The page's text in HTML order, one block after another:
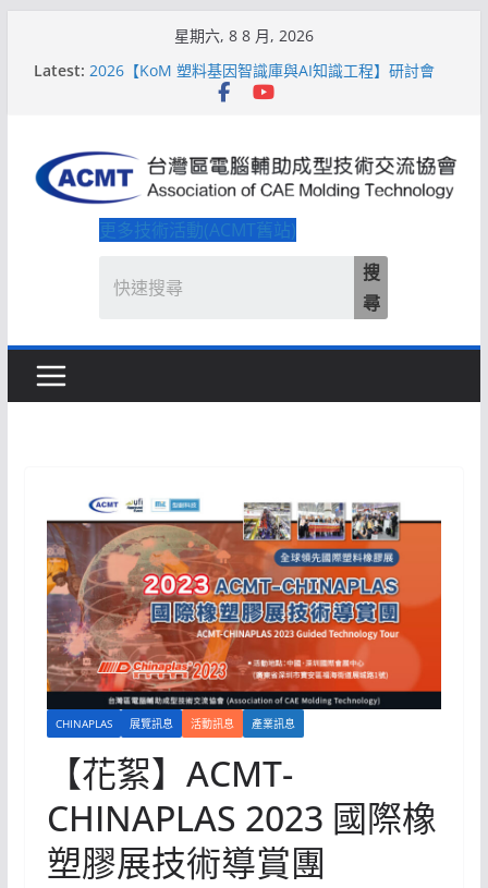
星期六, 8 8 月, 2026
Latest: 2026【QoM 射出成型高品質穩定生產】研討會
2026【KoM 塑料基因智識庫與AI知識工程】研討會
解密 AIoM 模塑智造！系列研討會於2026台北國際模
具展重磅登場
ACMT打造「Smart Molding 模塑智造平台」主題館
更多技術活動(ACMT舊站)
搜
尋
CHINAPLAS 展覽訊息 活動訊息 產業訊息
【花絮】ACMT-
CHINAPLAS 2023 國際橡
塑膠展技術導賞團